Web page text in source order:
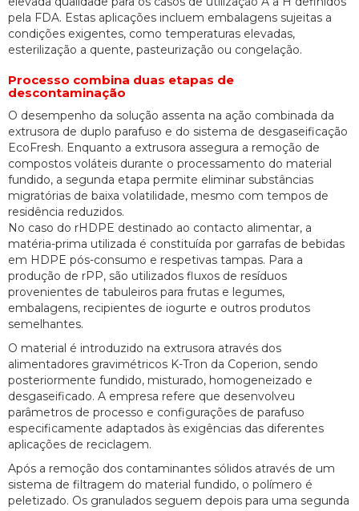
pela FDA. Estas aplicações incluem embalagens sujeitas a
condições exigentes, como temperaturas elevadas,
esterilização a quente, pasteurização ou congelação.
Processo combina duas etapas de
descontaminação
O desempenho da solução assenta na ação combinada da
extrusora de duplo parafuso e do sistema de desgaseificação
EcoFresh. Enquanto a extrusora assegura a remoção de
compostos voláteis durante o processamento do material
fundido, a segunda etapa permite eliminar substâncias
migratórias de baixa volatilidade, mesmo com tempos de
residência reduzidos.
No caso do rHDPE destinado ao contacto alimentar, a
matéria-prima utilizada é constituída por garrafas de bebidas
em HDPE pós-consumo e respetivas tampas. Para a
produção de rPP, são utilizados fluxos de resíduos
provenientes de tabuleiros para frutas e legumes,
embalagens, recipientes de iogurte e outros produtos
semelhantes.
O material é introduzido na extrusora através dos
alimentadores gravimétricos K-Tron da Coperion, sendo
posteriormente fundido, misturado, homogeneizado e
desgaseificado. A empresa refere que desenvolveu
parâmetros de processo e configurações de parafuso
especificamente adaptados às exigências das diferentes
aplicações de reciclagem.
Após a remoção dos contaminantes sólidos através de um
sistema de filtragem do material fundido, o polímero é
peletizado. Os granulados seguem depois para uma segunda